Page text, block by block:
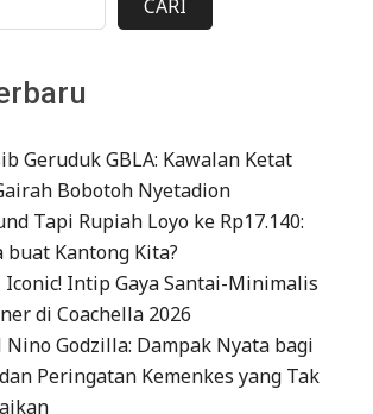
CARI
Geruduk GBLA: Kawalan Ketat
Bobotoh Nyetadion
Tapi Rupiah Loyo ke Rp17.140:
buat Kantong Kita?
Intip Gaya Santai-Minimalis
di Coachella 2026
Nino Godzilla: Dampak Nyata bagi
Peringatan Kemenkes yang Tak